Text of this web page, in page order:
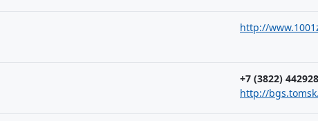
http://
+7 (3822) 442928
http://